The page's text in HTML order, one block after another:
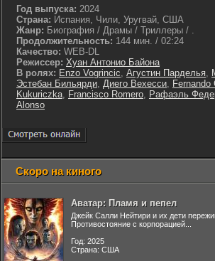
Год выпуска: 2024
Страна: Испания, Чили, Уругвай, США
Жанр: Биография / Драмы / Триллеры / .
Продолжительность: 144 мин. / 02:24
Качество: WEB-DL
Режиссер: Хуан Антонио Байона
В ролях: Enzo Vogrincic, Агустин Парделья,
Эстебан Бильярди, Диего Вехесси, Fernando
Kukuriczka, Francisco Romero, Рафаэль
Alonso
Скоро на киного
Аватар: Пламя и пепел
Джейк Салли Нейтири и их дети
Противостояние с корпорацией...
Год: 2025
Страна: США